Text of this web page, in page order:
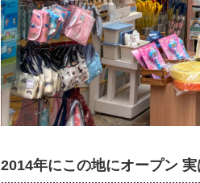
2014年にこの地にオープン